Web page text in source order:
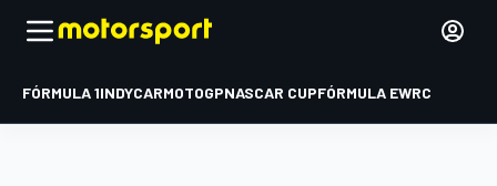
FÓRMULA 1INDYCARMOTOGPNASCAR CUPFÓRMULA EWRC